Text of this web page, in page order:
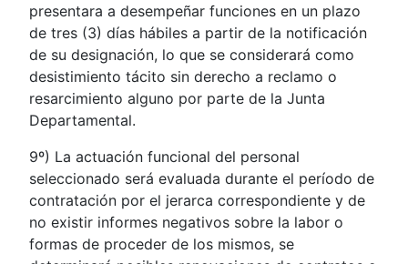
presentara a desempeñar funciones en un plazo
de tres (3) días hábiles a partir de la notificación
de su designación, lo que se considerará como
desistimiento tácito sin derecho a reclamo o
resarcimiento alguno por parte de la Junta
Departamental.
9º) La actuación funcional del personal
seleccionado será evaluada durante el período de
contratación por el jerarca correspondiente y de
no existir informes negativos sobre la labor o
formas de proceder de los mismos, se